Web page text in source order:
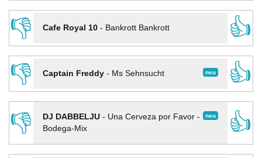
👎
Cafe Royal 10- Bankrott Bankrott
👍
👎
neu
Captain Freddy- Ms Sehnsucht
👍
👎
neu
DJ DABBELJU- Una Cerveza por Favor -
Bodega-Mix
👍